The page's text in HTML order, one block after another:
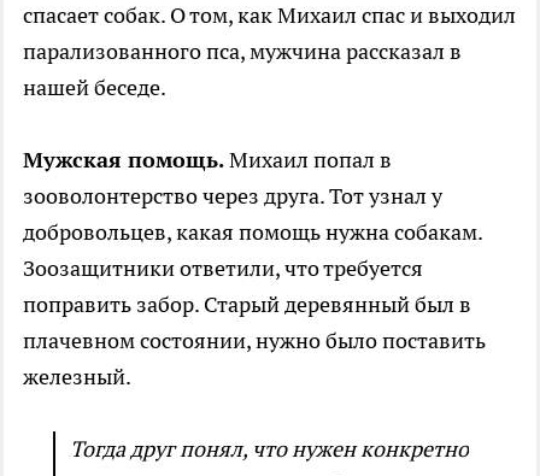
спасает собак. О том, как Михаил спас и выходил
парализованного пса, мужчина рассказал в
нашей беседе.
Мужская помощь.Михаил попал в
зооволонтерство через друга. Тот узнал у
добровольцев, какая помощь нужна собакам.
Зоозащитники ответили, что требуется
поправить забор. Старый деревянный был в
плачевном состоянии, нужно было поставить
железный.
Тогда друг понял, что нужен конкретно